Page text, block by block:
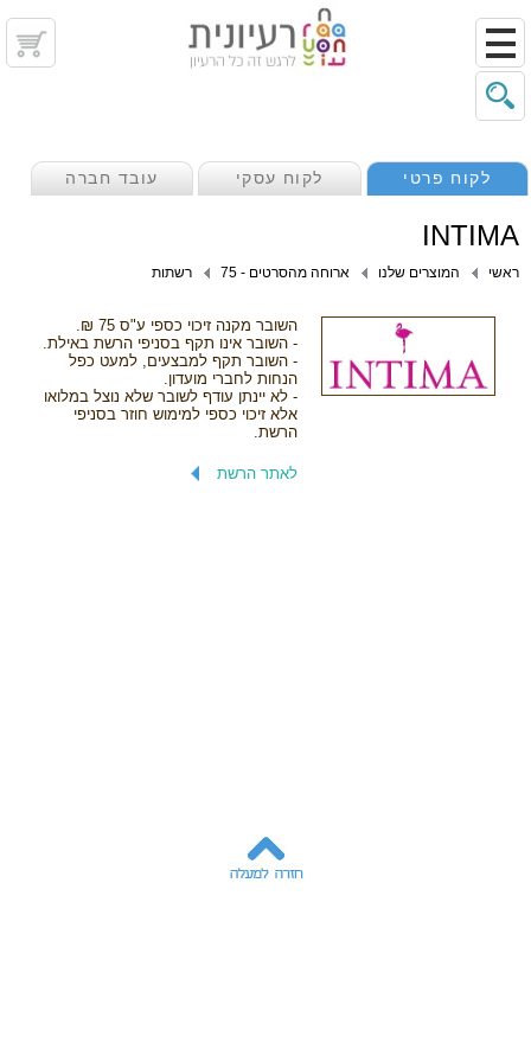
לקוח פרטי לקוח עסקי עובד חברה
INTIMA
ראשי המוצרים שלנו ארוחה מהסרטים - 75 רשתות
השובר מקנה זיכוי כספי ע"ס 75 ₪.
- השובר אינו תקף בסניפי הרשת באילת.
- השובר תקף למבצעים, למעט כפל
הנחות לחברי מועדון.
- לא יינתן עודף לשובר שלא נוצל במלואו
אלא זיכוי כספי למימוש חוזר בסניפי
הרשת.
לאתר הרשת